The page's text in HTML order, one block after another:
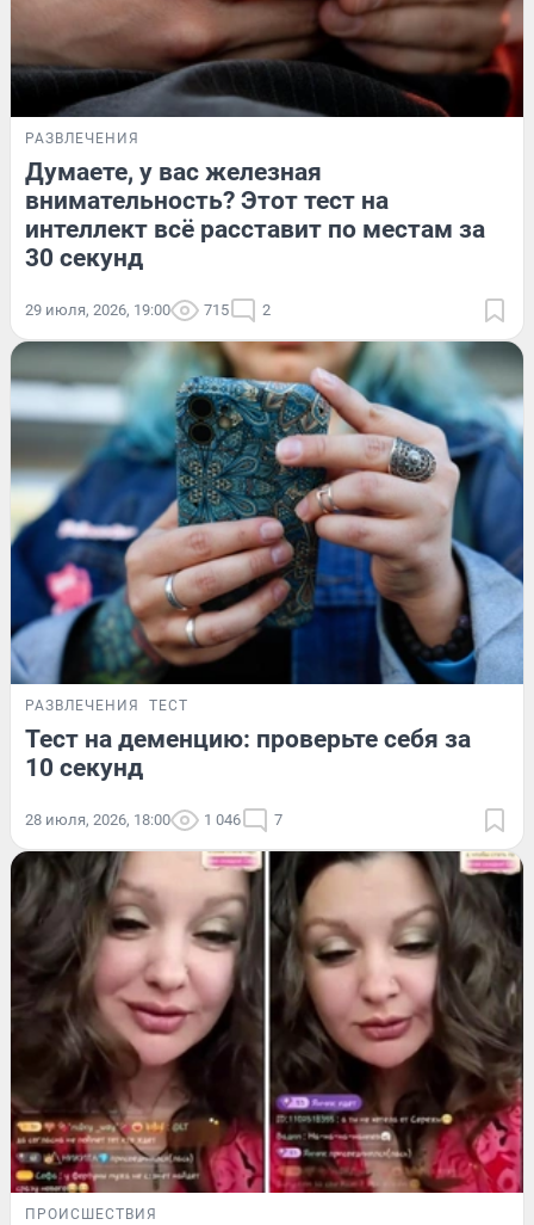
РАЗВЛЕЧЕНИЯ
Думаете, у вас железная
внимательность? Этот тест на
интеллект всё расставит по местам за
30 секунд
29 июля, 2026, 19:00 715 2
РАЗВЛЕЧЕНИЯ ТЕСТ
Тест на деменцию: проверьте себя за
10 секунд
28 июля, 2026, 18:00 1 046 7
ПРОИСШЕСТВИЯ